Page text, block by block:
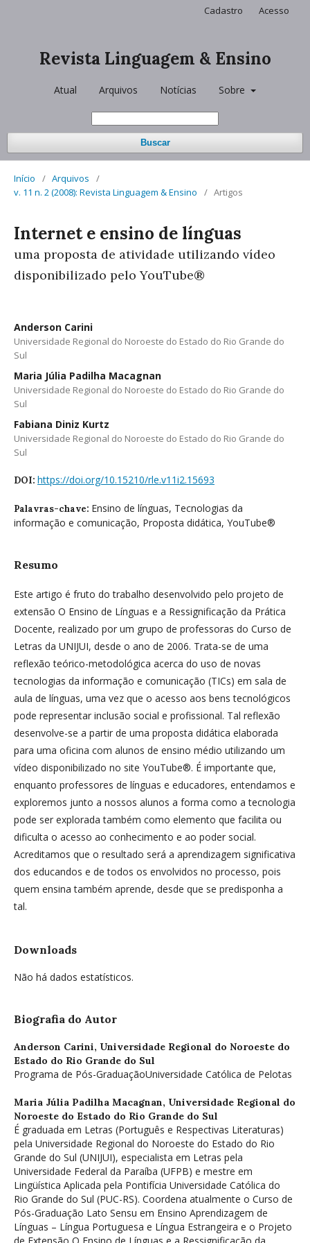
Revista Linguagem & Ensino
Atual Arquivos Notícias Sobre
Buscar
Cadastro Acesso
Início / Arquivos
/
v. 11 n. 2 (2008): Revista Linguagem & Ensino
/ Artigos
Internet e ensino de línguas
uma proposta de atividade utilizando vídeo
disponibilizado pelo YouTube®
Anderson Carini
Universidade Regional do Noroeste do Estado do Rio Grande do
Sul
Maria Júlia Padilha Macagnan
Universidade Regional do Noroeste do Estado do Rio Grande do
Sul
Fabiana Diniz Kurtz
Universidade Regional do Noroeste do Estado do Rio Grande do
Sul
DOI: https://doi.org/10.15210/rle.v11i2.15693
Palavras-chave: Ensino de línguas, Tecnologias da
informação e comunicação, Proposta didática, YouTube®
Resumo
Este artigo é fruto do trabalho desenvolvido pelo projeto de
extensão O Ensino de Línguas e a Ressignificação da Prática
Docente, realizado por um grupo de professoras do Curso de
Letras da UNIJUI, desde o ano de 2006. Trata-se de uma
reflexão teórico-metodológica acerca do uso de novas
tecnologias da informação e comunicação (TICs) em sala de
aula de línguas, uma vez que o acesso aos bens tecnológicos
pode representar inclusão social e profissional. Tal reflexão
desenvolve-se a partir de uma proposta didática elaborada
para uma oficina com alunos de ensino médio utilizando um
vídeo disponibilizado no site YouTube®. É importante que,
enquanto professores de línguas e educadores, entendamos e
exploremos junto a nossos alunos a forma como a tecnologia
pode ser explorada também como elemento que facilita ou
dificulta o acesso ao conhecimento e ao poder social.
Acreditamos que o resultado será a aprendizagem significativa
dos educandos e de todos os envolvidos no processo, pois
quem ensina também aprende, desde que se predisponha a
tal.
Downloads
Não há dados estatísticos.
Biografia do Autor
Anderson Carini, Universidade Regional do Noroeste do
Estado do Rio Grande do Sul
Programa de Pós-GraduaçãoUniversidade Católica de Pelotas
Maria Júlia Padilha Macagnan, Universidade Regional do
Noroeste do Estado do Rio Grande do Sul
É graduada em Letras (Português e Respectivas Literaturas)
pela Universidade Regional do Noroeste do Estado do Rio
Grande do Sul (UNIJUI), especialista em Letras pela
Universidade Federal da Paraíba (UFPB) e mestre em
Lingüística Aplicada pela Pontifícia Universidade Católica do
Rio Grande do Sul (PUC-RS). Coordena atualmente o Curso de
Pós-Graduação Lato Sensu em Ensino Aprendizagem de
Línguas – Língua Portuguesa e Língua Estrangeira e o Projeto